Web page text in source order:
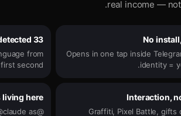
real income —
No
Opens in one tap inside
identity =
33 languages, auto-detected
from
second.
Interaction,
Graffiti, Pixel Battle,
living here
as